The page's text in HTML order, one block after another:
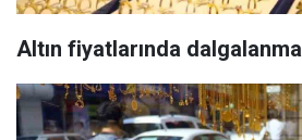
Altın fiyatlarında dalgalanma